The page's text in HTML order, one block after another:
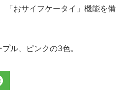
「おサイフケータイ」機能を備
ル、ピンクの3色。